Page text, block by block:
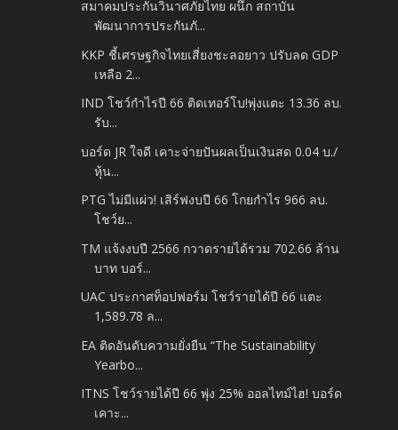
สมาคมประกันวินาศภัยไทย ผนึก สถาบัน
พัฒนาการประกันภั...
KKP ชี้เศรษฐกิจไทยเสี่ยงชะลอยาว ปรับลด GDP
เหลือ 2...
IND โชว์กำไรปี 66 ติดเทอร์โบ!พุ่งแตะ 13.36 ลบ.
รับ...
บอร์ด JR ใจดี เคาะจ่ายปันผลเป็นเงินสด 0.04 บ./
หุ้น...
PTG ไม่มีแผ่ว! เสิร์ฟงบปี 66 โกยกำไร 966 ลบ.
โชว์ย...
TM แจ้งงบปี 2566 กวาดรายได้รวม 702.66 ล้าน
บาท บอร์...
UAC ประกาศท็อปฟอร์ม โชว์รายได้ปี 66 แตะ
1,589.78 ล...
EA ติดอันดับความยั่งยืน “The Sustainability
Yearbo...
ITNS โชว์รายได้ปี 66 พุ่ง 25% ออลไทม์ไฮ! บอร์ด
เคาะ...